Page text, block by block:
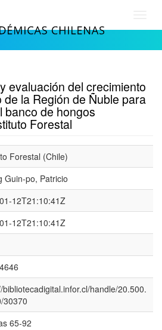
evaluación del crecimiento
la Región de Ñuble para
banco de hongos
Forestal
Forestal (Chile)
Guin-po, Patricio
12T21:10:41Z
12T21:10:41Z
bibliotecadigital.infor.cl/handle/20.500.
30370
65-92